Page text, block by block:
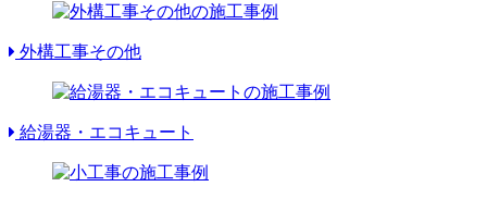
外構工事その他
給湯器・エコキュート